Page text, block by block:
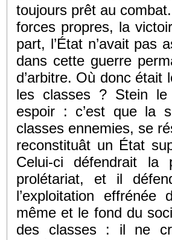
toujours prêt au
forces propres, la
part, l’État n’avait pas
dans cette guerre
d’arbitre. Où donc
les classes ? Stein le
espoir : c’est que la
classes ennemies, se
reconstituât un État
Celui-ci défendrait la
prolétariat, et il
l’exploitation
même et le fond du
des classes : il ne